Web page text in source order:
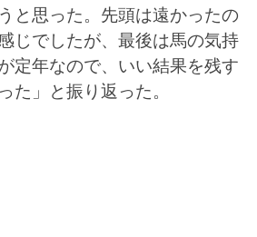
と思った。先頭は遠かったの
じでしたが、最後は馬の気持
定年なので、いい結果を残す
た」と振り返った。